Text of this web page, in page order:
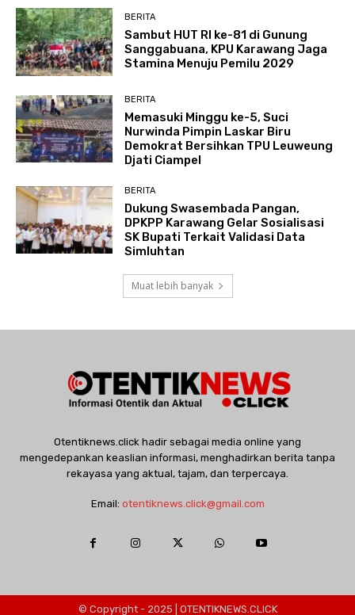
BERITA
Sambut HUT RI ke-81 di Gunung
Sanggabuana, KPU Karawang Jaga
Stamina Menuju Pemilu 2029
BERITA
Memasuki Minggu ke-5, Suci
Nurwinda Pimpin Laskar Biru
Demokrat Bersihkan TPU Leuweung
Djati Ciampel
BERITA
Dukung Swasembada Pangan,
DPKPP Karawang Gelar Sosialisasi
SK Bupati Terkait Validasi Data
Simluhtan
Muat lebih banyak
Otentiknews.click hadir sebagai media online yang
mengedepankan keaslian informasi, menghadirkan berita tanpa
rekayasa yang aktual, tajam, dan terpercaya.
Email: otentiknews.click@gmail.com
© Copyright - 2025 | OTENTIKNEWS.CLICK